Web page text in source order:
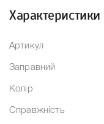
Характеристики
Артикул
Заправний
Колір
Справжність